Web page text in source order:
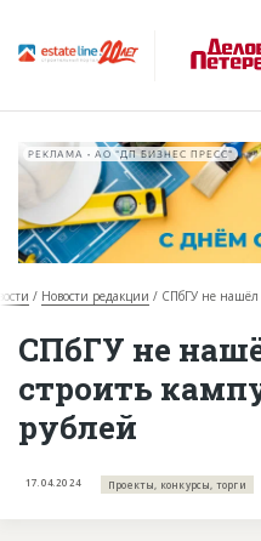
О проекте
Горячие объекты
База строящихся
Инвестпроекты
Глоссарий
РЕКЛАМА • АО "ДП БИЗНЕС ПРЕСС"
Новости редакции СПбГУ не нашёл
СПбГУ не
строить
рублей
17.04.2024 Проекты, конкурсы, торги